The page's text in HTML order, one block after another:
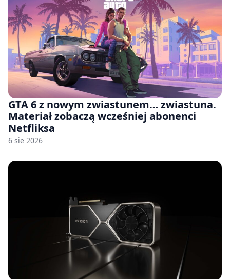
GTA 6 z nowym zwiastunem… zwiastuna.
Materiał zobaczą wcześniej abonenci
Netfliksa
6 sie 2026